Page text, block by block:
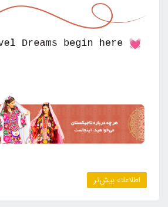
اطلاعات بیش‌تر